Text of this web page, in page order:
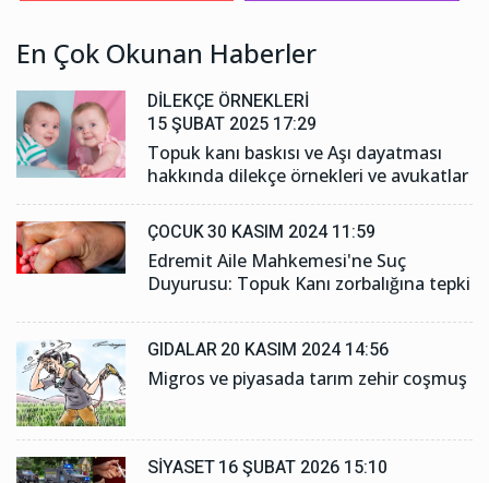
En Çok Okunan Haberler
DILEKÇE ÖRNEKLERI
15 ŞUBAT 2025 17:29
Topuk kanı baskısı ve Aşı dayatması
hakkında dilekçe örnekleri ve avukatlar
ÇOCUK30 KASIM 2024 11:59
Edremit Aile Mahkemesi'ne Suç
Duyurusu: Topuk Kanı zorbalığına tepki
GIDALAR20 KASIM 2024 14:56
Migros ve piyasada tarım zehir coşmuş
SIYASET16 ŞUBAT 2026 15:10